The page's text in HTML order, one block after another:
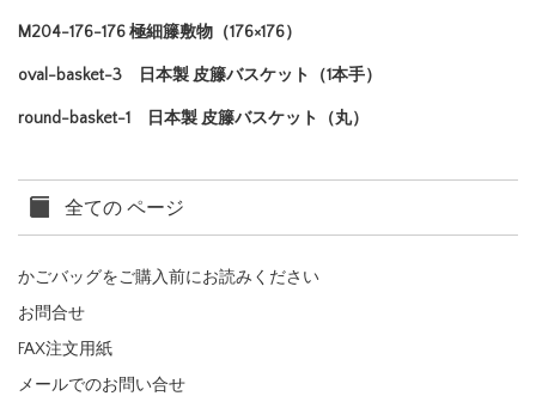
M204-176-176 極細籐敷物（176×176）
oval-basket-3 日本製 皮籐バスケット（1本手）
round-basket-1 日本製 皮籐バスケット（丸）
全ての ページ
かごバッグをご購入前にお読みください
お問合せ
FAX注文用紙
メールでのお問い合せ